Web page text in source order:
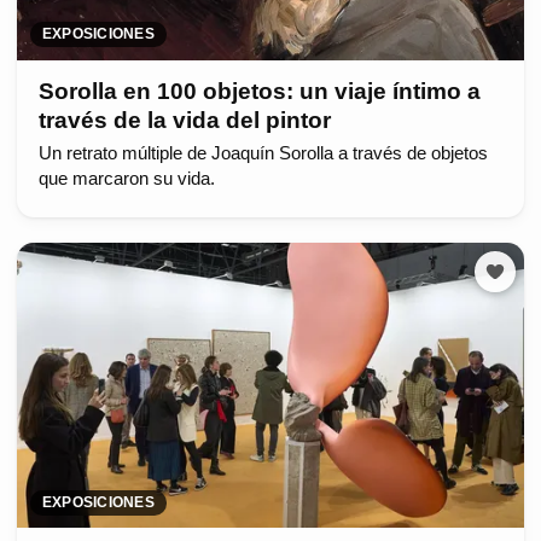
EXPOSICIONES
Sorolla en 100 objetos: un viaje íntimo a
través de la vida del pintor
Un retrato múltiple de Joaquín Sorolla a través de objetos
que marcaron su vida.
EXPOSICIONES